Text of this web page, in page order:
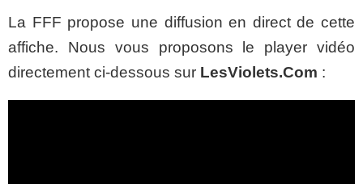
La FFF propose une diffusion en direct de cette
affiche. Nous vous proposons le player vidéo
directement ci-dessous sur LesViolets.Com :